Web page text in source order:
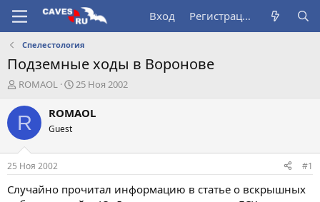
Вход Регистрация
Спелестология
Подземные ходы в Воронове
А
т
о
т
е
м
ы
ROMAOL
Д
т
а
л
а
25 Ноя 2002
R ROMAOL
Guest
25 Ноя 2002 #1
Случайно прочитал информацию в статье о вскрышных